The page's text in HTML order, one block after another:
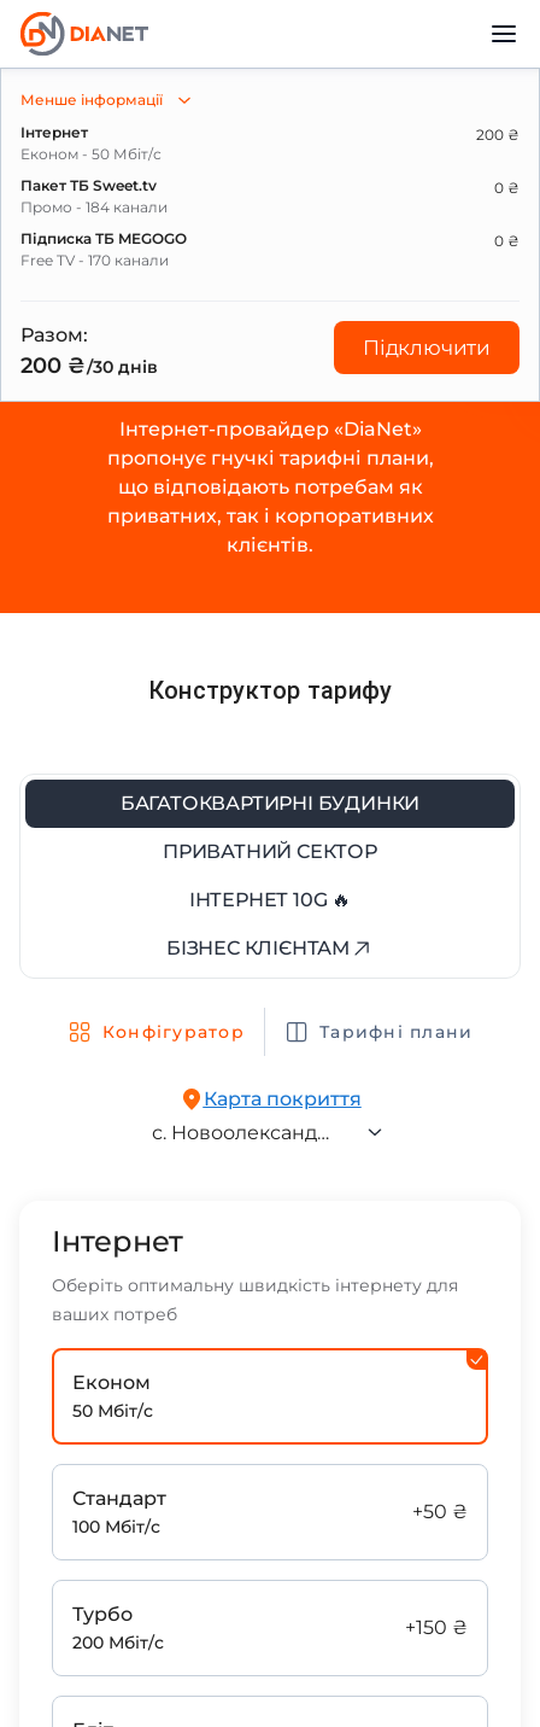
Інтернет-провайдер «DiaNet»
пропонує гнучкі тарифні плани,
що відповідають потребам як
приватних, так і корпоративних
клієнтів.
Конструктор тарифу
БАГАТОКВАРТИРНІ БУДИНКИ
ПРИВАТНИЙ СЕКТОР
ІНТЕРНЕТ 10G 🔥
БІЗНЕС КЛІЄНТАМ
Конфігуратор Тарифні плани
Карта покриття
с. Новоолександрівка
м. Запоріжжя
с. Наталівка
Інтернет
Оберіть оптимальну швидкість інтернету для
ваших потреб
Економ
50 Мбіт/с
Стандарт
100 Мбіт/с
+50 ₴
Турбо
200 Мбіт/с
+150 ₴
Менше інформації
Інтернет
Економ - 50 Мбіт/с
200 ₴
Пакет ТБ Sweet.tv
Промо - 184 канали
0 ₴
Підписка ТБ MEGOGO
Free TV - 170 канали
0 ₴
Разом:
200 ₴/30 днів
Підключити